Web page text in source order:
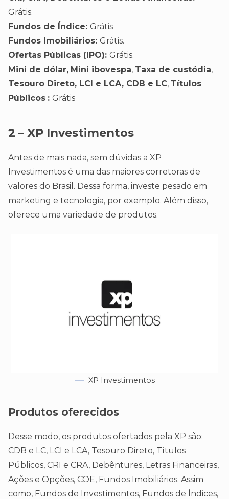
Grátis.
Fundos de Índice: Grátis
Fundos Imobiliários: Grátis.
Ofertas Públicas (IPO): Grátis.
Mini de dólar, Mini ibovespa, Taxa de custódia,
Tesouro Direto, LCI e LCA, CDB e LC, Títulos
Públicos : Grátis
2 – XP Investimentos
Antes de mais nada, sem dúvidas a XP
Investimentos é uma das maiores corretoras de
valores do Brasil. Dessa forma, investe pesado em
marketing e tecnologia, por exemplo. Além disso,
oferece uma variedade de produtos.
XP Investimentos
Produtos oferecidos
Desse modo, os produtos ofertados pela XP são:
CDB e LC, LCI e LCA, Tesouro Direto, Títulos
Públicos, CRI e CRA, Debêntures, Letras Financeiras,
Ações e Opções, COE, Fundos Imobiliários. Assim
como, Fundos de Investimentos, Fundos de Índices,